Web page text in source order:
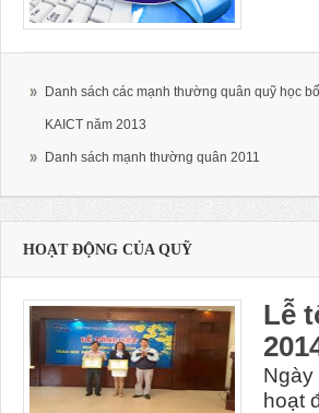
Danh sách các mạnh thường quân quỹ học
KAICT năm 2013
Danh sách mạnh thường quân 2011
HOẠT ĐỘNG CỦA QUỸ
Lễ
Ngày
hoạt